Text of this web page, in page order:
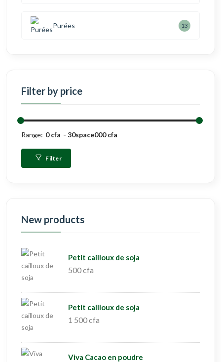
Purées 13
Filter by price
Range: 0 cfa 30space000 cfa
Filter
New products
Petit cailloux de soja
500 cfa
Petit cailloux de soja
1 500 cfa
Viva Cacao en poudre